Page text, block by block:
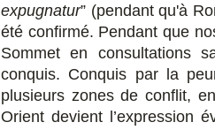
expugnatur” (pendant qu'à
été confirmé. Pendant que
Sommet en consultations
conquis. Conquis par la
plusieurs zones de conflit,
Orient devient l’expression